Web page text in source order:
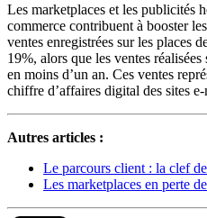
Les marketplaces et les publicités
commerce contribuent à booster
ventes enregistrées sur les places
19%, alors que les ventes
en moins d’un an. Ces ventes
chiffre d’affaires digital des sites e-
Autres articles :
Le parcours client : la clef
Les marketplaces en perte